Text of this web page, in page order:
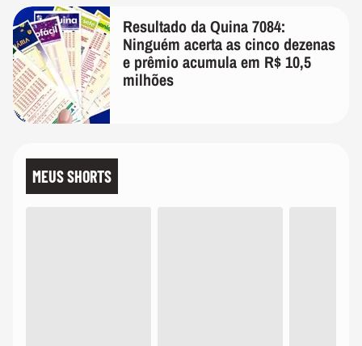
Resultado da Quina 7084:
Ninguém acerta as cinco dezenas
e prêmio acumula em R$ 10,5
milhões
MEUS SHORTS